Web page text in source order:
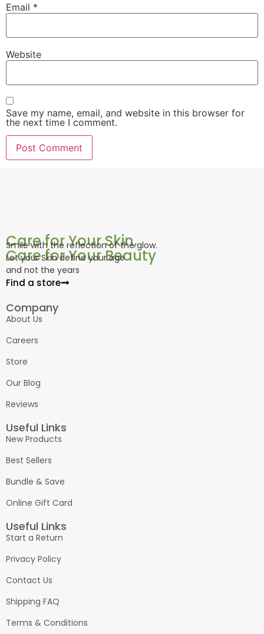
Email *
Website
Save my name, email, and website in this browser for
the next time I comment.
Care for Your Skin,
Care for Your Beauty
Smile with the reflection of the glow.
Let your Skin define your age
and not the years
Find a store
Company
About Us
Careers
Store
Our Blog
Reviews
Useful Links
New Products
Best Sellers
Bundle & Save
Online Gift Card
Useful Links
Start a Return
Privacy Policy
Contact Us
Shipping FAQ
Terms & Conditions